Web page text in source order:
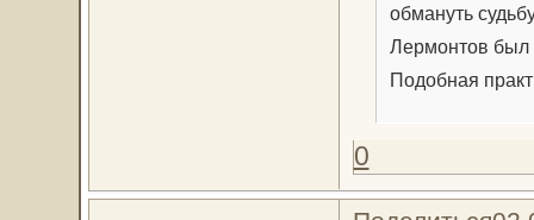
обмануть
Лермонтов был
Подобная
0